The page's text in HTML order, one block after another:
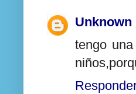
Unknown
tengo